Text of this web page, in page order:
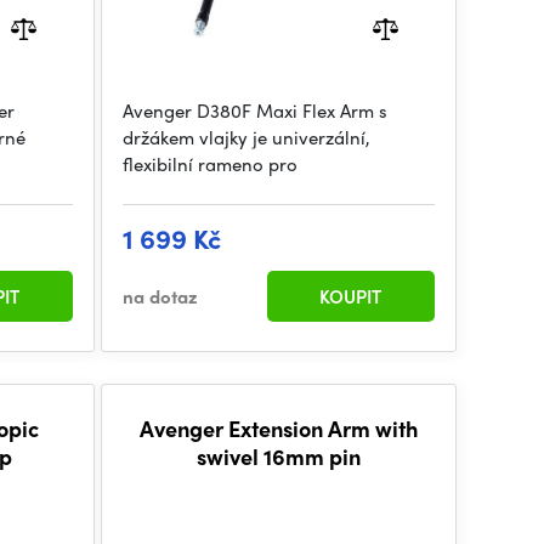
Avenger D380F Maxi Flex Arm s
držákem vlajky je univerzální,
flexibilní rameno pro
1 699 Kč
na dotaz KOUPIT
Avenger Extension Arm with
swivel 16mm pin